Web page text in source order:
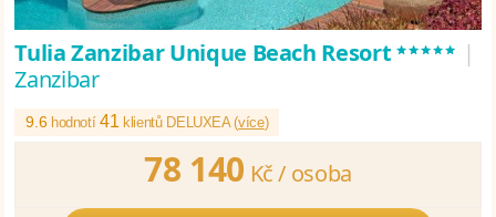
Tulia Zanzibar Unique Beach Resort***** |
Zanzibar
9.6 hodnotí41 klientů DELUXEA (více)
78 140 Kč / osoba